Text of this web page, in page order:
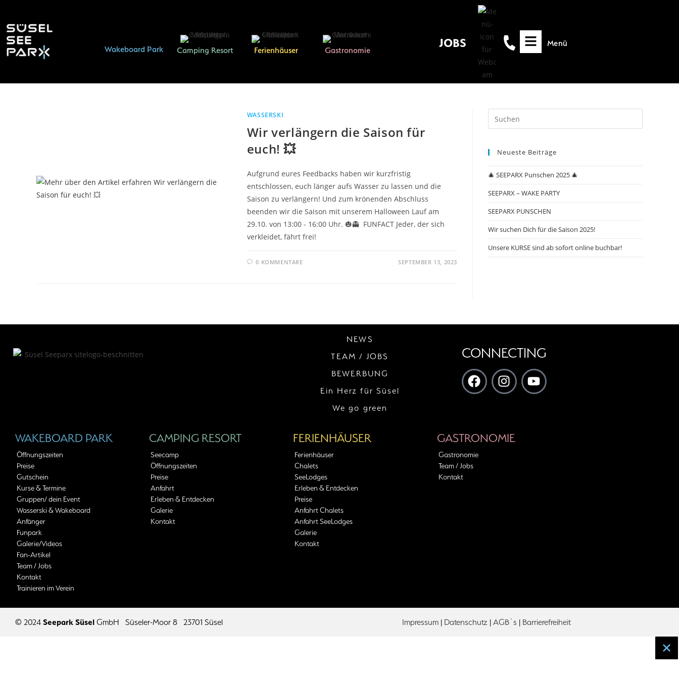
Wakeboard Park Camping Resort Ferienhäuser Gastronomie JOBS Menü
WASSERSKI
Wir verlängern die Saison für
euch! 💥
Aufgrund eures Feedbacks haben wir kurzfristig
entschlossen, euch länger aufs Wasser zu lassen und die
Saison zu verlängern! Und zum krönenden Abschluss
beenden wir die Saison mit unserem Halloween Lauf am
29.10. von 13:00 - 16:00 Uhr. 🎃👻 FUNFACT Jeder, der sich
verkleidet, fährt frei!
0 KOMMENTARE SEPTEMBER 13, 2023
Neueste Beiträge
🎄 SEEPARX Punschen 2025 🎄
SEEPARX – WAKE PARTY
SEEPARX PUNSCHEN
Wir suchen Dich für die Saison 2025!
Unsere KURSE sind ab sofort online buchbar!
NEWS
TEAM / JOBS
BEWERBUNG
Ein Herz für Süsel
We go green
CONNECTING
WAKEBOARD PARK
Öffnungszeiten
Preise
Gutschein
Kurse & Termine
Gruppen/ dein Event
Wasserski & Wakeboard
Anfänger
Funpark
Galerie/Videos
Fan-Artikel
Team / Jobs
Kontakt
Trainieren im Verein
CAMPING RESORT
Seecamp
Öffnungszeiten
Preise
Anfahrt
Erleben & Entdecken
Galerie
Kontakt
FERIENHÄUSER
Ferienhäuser
Chalets
SeeLodges
Erleben & Entdecken
Preise
Anfahrt Chalets
Anfahrt SeeLodges
Galerie
Kontakt
GASTRONOMIE
Gastronomie
Team / Jobs
Kontakt
© 2024 Seepark SüselGmbH Süseler-Moor 8 23701 Süsel Impressum | Datenschutz | AGB´s | Barrierefreiheit